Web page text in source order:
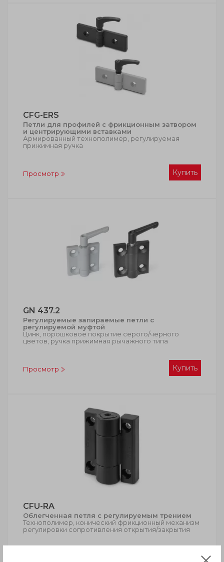
CFG-ERS
Петли для профилей с фрикционным затвором
и центрирующими вставками
Армированный технополимер, регулируемая
прижимная ручка
Просмотр Купить
GN 437.2
Регулируемые запираемые петли с
регулируемой муфтой
Цинк, порошковое покрытие серого/черного
цветов, ручка прижимная рычажного типа
Просмотр Купить
CFU-RA
Облегченная петля с регулируемым трением
Технополимер, конический фрикционный механизм
регулировки сопротивления открытия/закрытия